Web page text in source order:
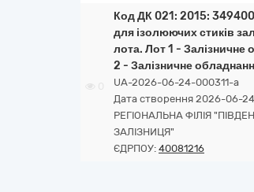
Код ДК 021: 2015:
для ізолюючих стиків
лота. Лот 1 -
2 - Залізничне
UA-2026-06-24-000311-a
Дата створення 2026-06-
РЕГІОНАЛЬНА ФІЛІЯ
ЗАЛІЗНИЦЯ"
ЄДРПОУ: 40081216